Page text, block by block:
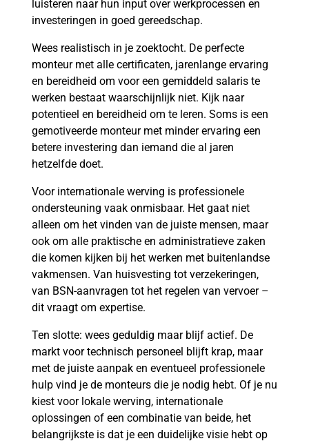
luisteren naar hun input over werkprocessen en
investeringen in goed gereedschap.
Wees realistisch in je zoektocht. De perfecte
monteur met alle certificaten, jarenlange ervaring
en bereidheid om voor een gemiddeld salaris te
werken bestaat waarschijnlijk niet. Kijk naar
potentieel en bereidheid om te leren. Soms is een
gemotiveerde monteur met minder ervaring een
betere investering dan iemand die al jaren
hetzelfde doet.
Voor internationale werving is professionele
ondersteuning vaak onmisbaar. Het gaat niet
alleen om het vinden van de juiste mensen, maar
ook om alle praktische en administratieve zaken
die komen kijken bij het werken met buitenlandse
vakmensen. Van huisvesting tot verzekeringen,
van BSN-aanvragen tot het regelen van vervoer –
dit vraagt om expertise.
Ten slotte: wees geduldig maar blijf actief. De
markt voor technisch personeel blijft krap, maar
met de juiste aanpak en eventueel professionele
hulp vind je de monteurs die je nodig hebt. Of je nu
kiest voor lokale werving, internationale
oplossingen of een combinatie van beide, het
belangrijkste is dat je een duidelijke visie hebt op